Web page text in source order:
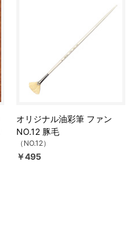
オリジナル油彩筆 ファン
NO.12 豚毛
（NO.12）
￥495